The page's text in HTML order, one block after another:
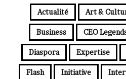
Actualité Art &
Business CEO
Diaspora Expertise
Flash Initiative